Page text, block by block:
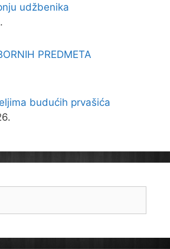
udžbenika
PREDMETA
budućih prvašića